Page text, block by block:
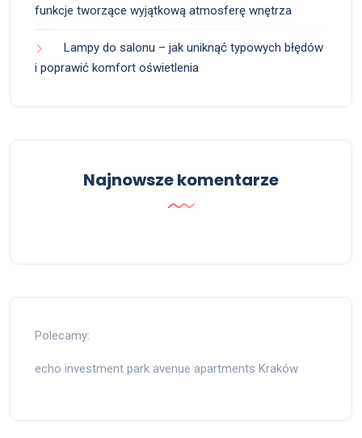
funkcje tworzące wyjątkową atmosferę wnętrza
Lampy do salonu – jak uniknąć typowych błędów
i poprawić komfort oświetlenia
Najnowsze komentarze
Polecamy:
echo investment park avenue apartments Kraków